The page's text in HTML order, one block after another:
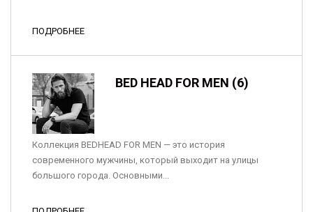
ПОДРОБНЕЕ
BED HEAD FOR MEN (6)
Коллекция BEDHEAD FOR MEN — это история
современного мужчины, который выходит на улицы
большого города. Основными...